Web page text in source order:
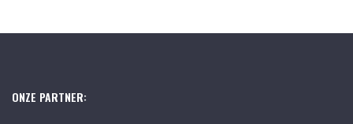
ONZE PARTNER: